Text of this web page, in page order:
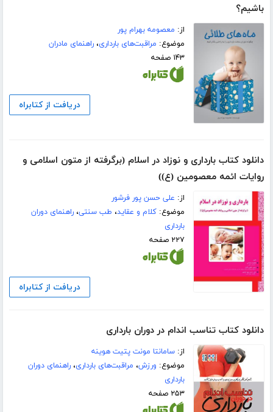
باشیم؟
از: معصومه بهرام پور
موضوع: مراقبت‌های بارداری،راهنمای مادران
۱۴۳ صفحه
دریافت از کتابراه
دانلود کتاب بارداری و نوزاد در اسلام (برگرفته از متون اسلامی و
روایات ائمه معصومین (ع))
از: علی حسن پور فرشور
موضوع:کلام و عقاید، طب سنتی،راهنمای دوران
بارداری
۲۲۷ صفحه
دریافت از کتابراه
دانلود کتاب تناسب اندام در دوران بارداری
از:سامانتا مونت پتیت هوینه
موضوع: ورزش، مراقبت‌های بارداری،راهنمای دوران
بارداری
۲۵۳ صفحه